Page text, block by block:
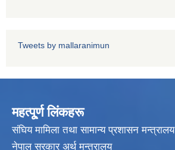
Tweets by mallaranimun
महत्पू्र्ण लिंकहरू
संघिय मामिला तथा सामान्य प्रशासन मन्त्रालय
नेपाल सरकार अर्थ मन्त्रालय